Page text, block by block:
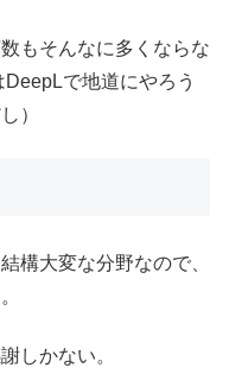
もそんなに多くならな
で地道にやろう
）
構大変な分野なので、
しかない。